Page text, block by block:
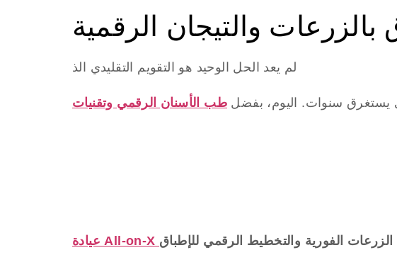
بالزرعات والتيجان الرقمية
لم يعد الحل الوحيد هو التقويم التقليدي الذ
يستغرق سنوات. اليوم، بفضل
الزرعات الفورية والتخطيط الرقمي للإطباق